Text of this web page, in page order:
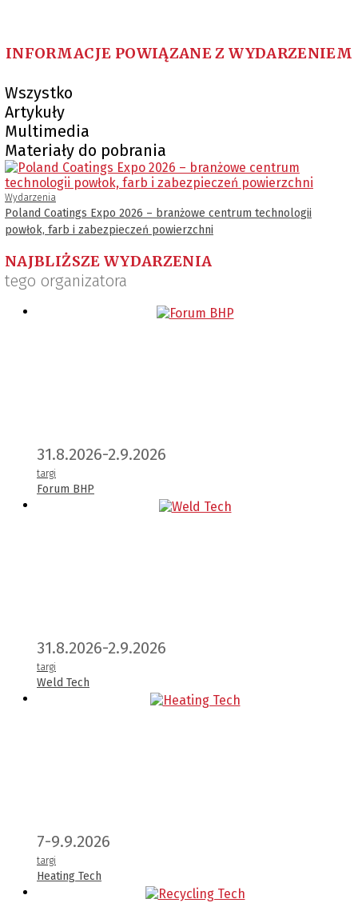
INFORMACJE POWIĄZANE Z WYDARZENIEM
Wszystko
Artykuły
Multimedia
Materiały do pobrania
Wydarzenia
Poland Coatings Expo 2026 – branżowe centrum technologii
powłok, farb i zabezpieczeń powierzchni
NAJBLIŻSZE WYDARZENIA
tego organizatora
31.8.2026-2.9.2026
targi
Forum BHP
31.8.2026-2.9.2026
targi
Weld Tech
7-9.9.2026
targi
Heating Tech